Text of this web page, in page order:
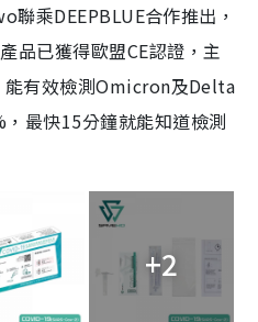
聯乘DEEPBLUE合作推出，
品已獲得歐盟CE認證，主
能有效檢測Omicron及Delta
最快15分鐘就能知道檢測
+2